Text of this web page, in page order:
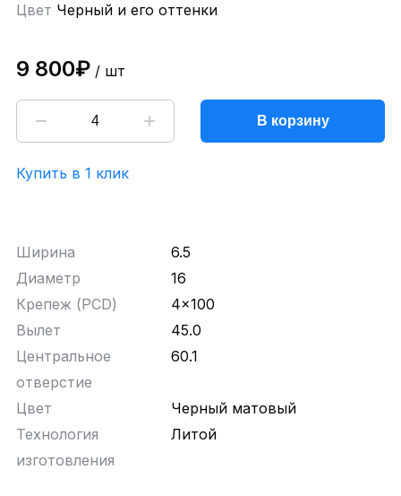
Цвет Черный и его оттенки
9 800₽/ шт
В корзину
Купить в 1 клик
Ширина
6.5
Диаметр
16
Крепеж (PCD)
4x100
Вылет
45.0
Центральное
отверстие
60.1
Цвет
Черный матовый
Технология
изготовления
Литой